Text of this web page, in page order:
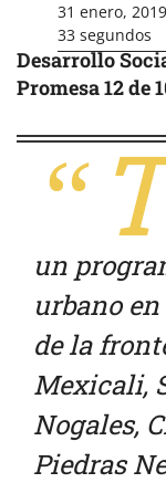
31 enero, 2019
33 segundos
Desarrollo
Promesa 12 de
un
urbano
de la
Mexicali,
Nogales,
Piedras